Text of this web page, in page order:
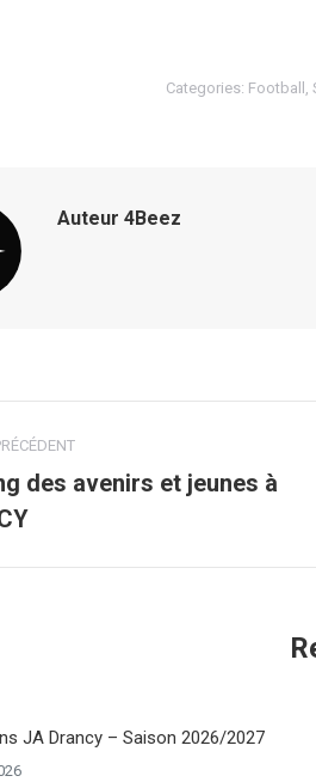
Categories: Football ,
Auteur 4Beez
des avenirs et jeunes à
JA Drancy – Saison 2026/2027